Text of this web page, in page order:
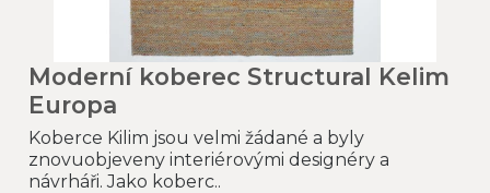
Moderní koberec Structural Kelim
Europa
Koberce Kilim jsou velmi žádané a byly
znovuobjeveny interiérovými designéry a
návrháři. Jako koberc..